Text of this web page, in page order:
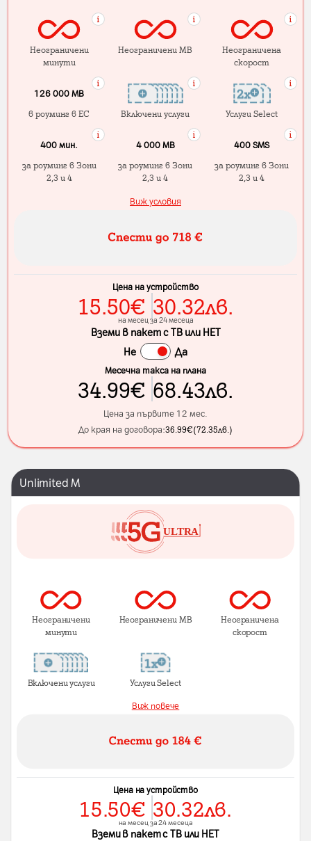
Неограничени
минути
Неограничени MB
Неограничена
скорост
126 000 MB
в роуминг в ЕС
Включени услуги Услуги Select
400 мин.
за роуминг в Зони
2,3 и 4
4 000 МB
за роуминг в Зони
2,3 и 4
400 SMS
за роуминг в Зони
2,3 и 4
Виж условия
Цена на устройство
15.50€ 30.32лв.
на месец за 24 месеца
Вземи в пакет с ТВ или НЕТ
Не
Да
Месечна такса на плана
34.99€ 68.43лв.
Цена за първите 12 мес.
До края на договора:36.99€(72.35лв. )
Unlimited M
Неограничени
минути
Неограничени MB Неограничена
скорост
Включени услуги Услуги Select
Виж повече
Цена на устройство
15.50€ 30.32лв.
на месец за 24 месеца
Вземи в пакет с ТВ или НЕТ